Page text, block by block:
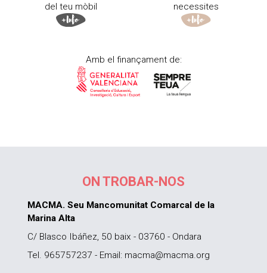
del teu mòbil
necessites
Amb el finançament de:
ON TROBAR-NOS
MACMA. Seu Mancomunitat Comarcal de la
Marina Alta
C/ Blasco Ibáñez, 50 baix - 03760 - Ondara
Tel. 965757237 - Email: macma@macma.org